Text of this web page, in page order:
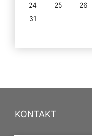
24
25 26
31
KONTAKT